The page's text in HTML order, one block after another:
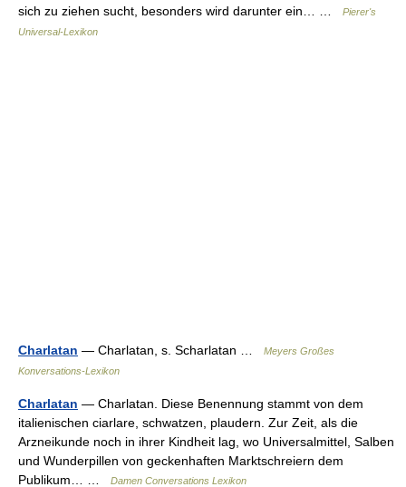
sich zu ziehen sucht, besonders wird darunter ein… …
Pierer's
Universal-Lexikon
Charlatan — Charlatan, s. Scharlatan …
Meyers Großes
Konversations-Lexikon
Charlatan — Charlatan. Diese Benennung stammt von dem
italienischen ciarlare, schwatzen, plaudern. Zur Zeit, als die
Arzneikunde noch in ihrer Kindheit lag, wo Universalmittel, Salben
und Wunderpillen von geckenhaften Marktschreiern dem
Publikum… …
Damen Conversations Lexikon